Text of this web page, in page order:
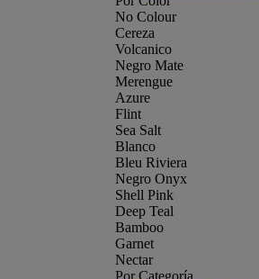
No Colour
Cereza
Volcanico
Negro Mate
Merengue
Azure
Flint
Sea Salt
Blanco
Bleu Riviera
Negro Onyx
Shell Pink
Deep Teal
Bamboo
Garnet
Nectar
Por Categoría